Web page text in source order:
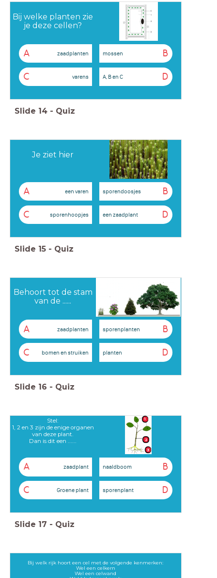
Bij welke planten zie
je deze cellen?
A zaadplanten B
mossen
C varens D
A, B en C
Slide 14 - Quiz
Je ziet hier
A een varen B
sporendoosjes
C sporenhoopjes D
een zaadplant
Slide 15 - Quiz
Behoort tot de stam
van de ......
A zaadplanten B
sporenplanten
C bomen en struiken D
planten
Slide 16 - Quiz
Stel:
1, 2 en 3 zijn de enige organen
van deze plant.
Dan is dit een ......
1
2
3
A zaadplant B
naaldboom
C Groene plant D
sporenplant
Slide 17 - Quiz
Bij welk rijk hoort een cel met de volgende kenmerken:
Wel een celkern
Wel een celwand